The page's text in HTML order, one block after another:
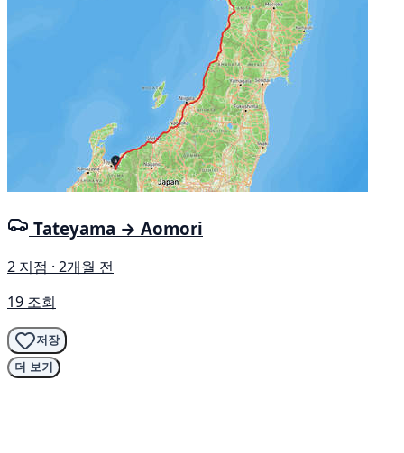
Tateyama → Aomori
2 지점 · 2개월 전
19 조회
저장
더 보기